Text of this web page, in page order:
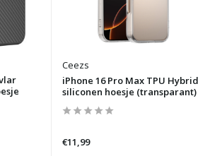
Ceezs
iPhone 16 Pro Max TPU Hybrid
siliconen hoesje (transparant)
€11,99